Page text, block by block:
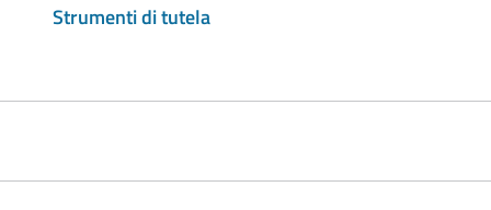
Strumenti di tutela